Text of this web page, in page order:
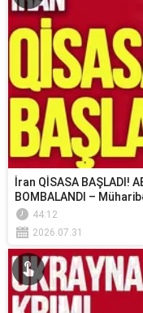
İran QİSASA BAŞLADI!
BOMBALANDI –
44:12
2026.07.31